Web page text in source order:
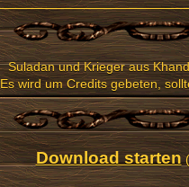
Suladan und Krieger aus
Es wird um Credits gebeten,
Download starten(